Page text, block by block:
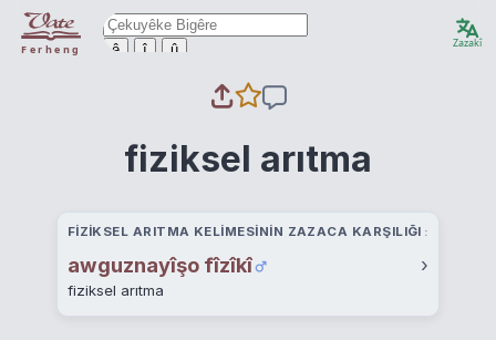
Ferheng ê î û Zazakî
fiziksel arıtma
FIZIKSEL ARITMA KELIMESININ ZAZACA KARŞILIĞI
awguznayîşo fîzîkî ›
fiziksel arıtma